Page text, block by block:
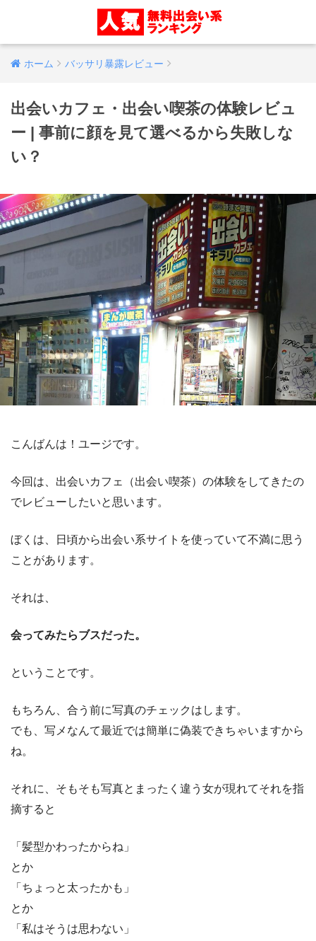
ホーム バッサリ暴露レビュー
出会いカフェ・出会い喫茶の体験レビュ
ー | 事前に顔を見て選べるから失敗しな
い？
こんばんは！ユージです。
今回は、出会いカフェ（出会い喫茶）の体験をしてきたの
でレビューしたいと思います。
ぼくは、日頃から出会い系サイトを使っていて不満に思う
ことがあります。
それは、
会ってみたらブスだった。
ということです。
もちろん、合う前に写真のチェックはします。
でも、写メなんて最近では簡単に偽装できちゃいますから
ね。
それに、そもそも写真とまったく違う女が現れてそれを指
摘すると
「髪型かわったからね」
とか
「ちょっと太ったかも」
とか
「私はそうは思わない」